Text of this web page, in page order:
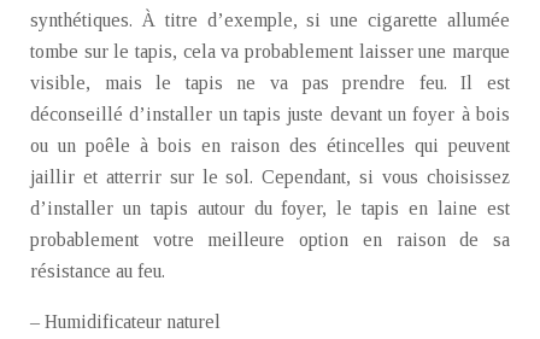
synthétiques. À titre d’exemple, si une cigarette allumée
tombe sur le tapis, cela va probablement laisser une marque
visible, mais le tapis ne va pas prendre feu. Il est
déconseillé d’installer un tapis juste devant un foyer à bois
ou un poêle à bois en raison des étincelles qui peuvent
jaillir et atterrir sur le sol. Cependant, si vous choisissez
d’installer un tapis autour du foyer, le tapis en laine est
probablement votre meilleure option en raison de sa
résistance au feu.
– Humidificateur naturel